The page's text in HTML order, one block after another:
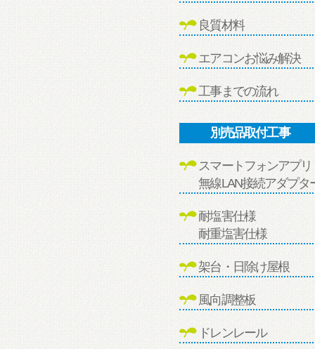
良質材料
エアコンお悩み解決
工事までの流れ
別売品取付工事
スマートフォンアプリ
無線LAN接続アダプタ
耐塩害仕様
耐重塩害仕様
架台・日除け屋根
風向調整板
ドレンレール